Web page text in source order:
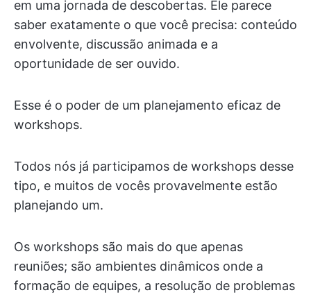
em uma jornada de descobertas. Ele parece
saber exatamente o que você precisa: conteúdo
envolvente, discussão animada e a
oportunidade de ser ouvido.
Esse é o poder de um planejamento eficaz de
workshops.
Todos nós já participamos de workshops desse
tipo, e muitos de vocês provavelmente estão
planejando um.
Os workshops são mais do que apenas
reuniões; são ambientes dinâmicos onde a
formação de equipes, a resolução de problemas